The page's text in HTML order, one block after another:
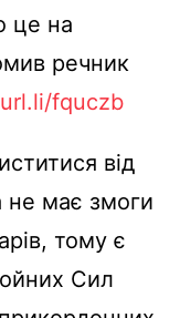
це на
речник
fquczb
від
не має змоги
тому є
Сил